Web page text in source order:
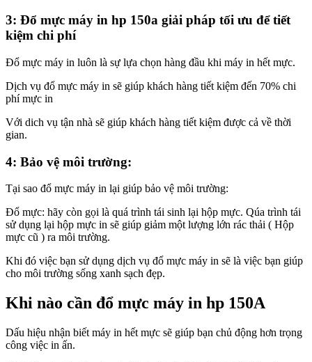
3: Đổ mực máy in hp 150a giải pháp tối ưu để tiết
kiệm chi phí
Đổ mực máy in luôn là sự lựa chọn hàng đầu khi máy in hết mực.
Dịch vụ đổ mực máy in sẽ giúp khách hàng tiết kiệm đến 70% chi
phí mực in
Với dich vụ tận nhà sẽ giúp khách hàng tiết kiệm được cả về thời
gian.
4: Bảo vệ môi trường:
Tại sao đổ mực máy in lại giúp bảo vệ môi trường:
Đổ mực: hãy còn gọi là quá trình tái sinh lại hộp mực. Qúa trình tái
sử dụng lại hộp mực in sẽ giúp giảm một lượng lớn rác thải ( Hộp
mực cũ ) ra môi trường.
Khi đó việc bạn sử dụng dịch vụ đổ mực máy in sẽ là việc bạn giúp
cho môi trường sống xanh sạch đẹp.
Khi nào cần đổ mực máy in hp 150A
Dấu hiệu nhận biết máy in hết mực sẽ giúp bạn chủ động hơn trọng
công việc in ấn.